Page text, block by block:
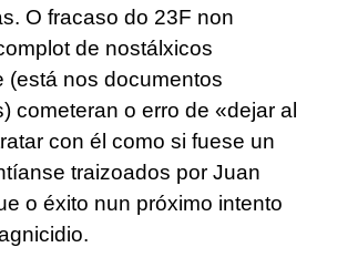
O fracaso do 23F non
de nostálxicos
(está nos documentos
cometeran o erro de «dejar al
con él como si fuese un
traizoados por Juan
o éxito nun próximo intento